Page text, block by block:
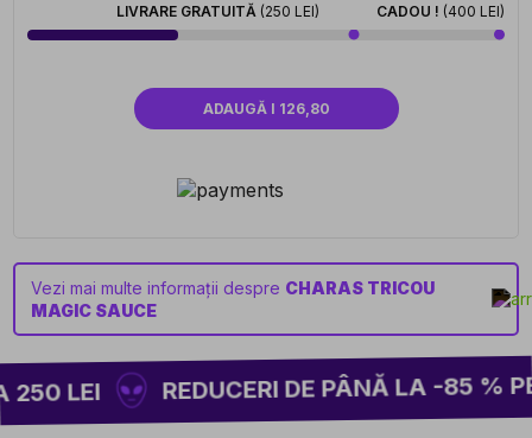
LIVRARE GRATUITĂ (250 LEI) CADOU ! (400 LEI)
ADAUGĂ I 126,80
Vezi mai multe informații despre CHARAS TRICOU
MAGIC SAUCE
LEI REDUCERI DE PÂNĂ LA -85 %